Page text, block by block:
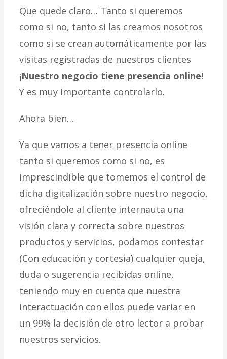
Que quede claro… Tanto si queremos
como si no, tanto si las creamos nosotros
como si se crean automáticamente por las
visitas registradas de nuestros clientes
¡Nuestro negocio tiene presencia online!
Y es muy importante controlarlo.
Ahora bien…
Ya que vamos a tener presencia online
tanto si queremos como si no, es
imprescindible que tomemos el control de
dicha digitalización sobre nuestro negocio,
ofreciéndole al cliente internauta una
visión clara y correcta sobre nuestros
productos y servicios, podamos contestar
(Con educación y cortesía) cualquier queja,
duda o sugerencia recibidas online,
teniendo muy en cuenta que nuestra
interactuación con ellos puede variar en
un 99% la decisión de otro lector a probar
nuestros servicios.